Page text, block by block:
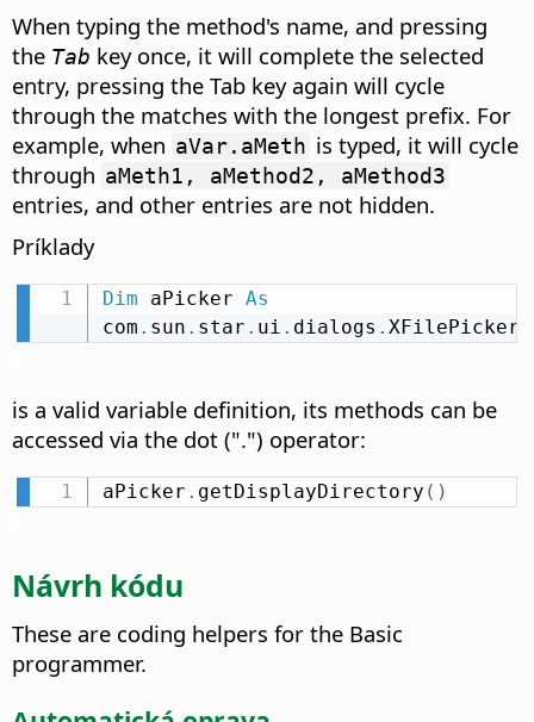
When typing the method's name, and pressing
the Tab key once, it will complete the selected
entry, pressing the Tab key again will cycle
through the matches with the longest prefix. For
example, when aVar.aMeth is typed, it will cycle
through aMeth1, aMethod2, aMethod3
entries, and other entries are not hidden.
Príklady
Dim aPicker As
com . sun . star . ui . dialogs . XFilePicker
is a valid variable definition, its methods can be
accessed via the dot (".") operator:
aPicker . getDisplayDirectory ( )
Návrh kódu
These are coding helpers for the Basic
programmer.